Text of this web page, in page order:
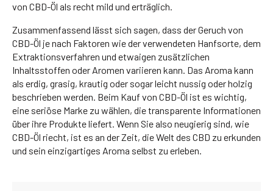
von CBD-Öl als recht mild und erträglich.
Zusammenfassend lässt sich sagen, dass der Geruch von
CBD-Öl je nach Faktoren wie der verwendeten Hanfsorte, dem
Extraktionsverfahren und etwaigen zusätzlichen
Inhaltsstoffen oder Aromen variieren kann. Das Aroma kann
als erdig, grasig, krautig oder sogar leicht nussig oder holzig
beschrieben werden. Beim Kauf von CBD-Öl ist es wichtig,
eine seriöse Marke zu wählen, die transparente Informationen
über ihre Produkte liefert. Wenn Sie also neugierig sind, wie
CBD-Öl riecht, ist es an der Zeit, die Welt des CBD zu erkunden
und sein einzigartiges Aroma selbst zu erleben.